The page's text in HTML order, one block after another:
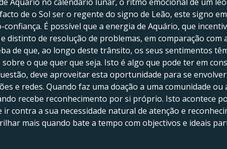
de o Sol ser o regente do signo de Leão, este signo
É possível que a energia de Aquário, que
distinto de resolução de problemas, em comparação
de que, ao longo deste trânsito, os seus sentimentos
o que quer que seja. Isto é algo que pode ter em
deve aproveitar esta oportunidade para se
e redes. Quando faz uma doação a uma comunidade
recebe reconhecimento por si próprio. Isto acontece
ir contra a sua necessidade natural de atenção e
mais quando bate a tempo com objectivos e ideais